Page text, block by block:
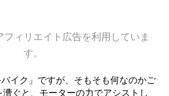
ィリエイト広告を利用していま
す。
イク」ですが、そもそも何なのかご
ぐと、モーターの力でアシストし